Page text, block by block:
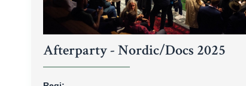
Afterparty - Nordic/Docs 2025